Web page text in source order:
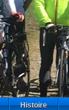
Histoire